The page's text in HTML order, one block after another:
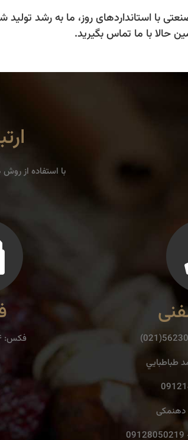
با استانداردهای روز، ما به رشد
حالا با ما تماس بگیرید.
با استفاده از روش
طباطبايي
دهنمکی
فكس: ۵۶۲۳۰۳۹۴(۰۲۱)